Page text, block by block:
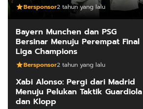
Bersponsor2 tahun yang lalu
Bayern Munchen dan PSG
Bersinar Menuju Perempat Final
Liga Champions
Bersponsor2 tahun yang lalu
Xabi Alonso: Pergi dari Madrid
Menuju Pelukan Taktik Guardiola
dan Klopp